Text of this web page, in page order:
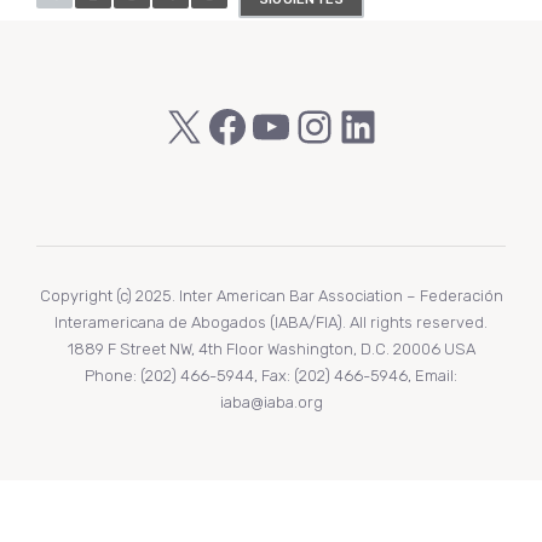
X Facebook
YouTube
Instagram
LinkedIn
Copyright (c) 2025. Inter American Bar Association – Federación
Interamericana de Abogados (IABA/FIA). All rights reserved.
1889 F Street NW, 4th Floor Washington, D.C. 20006 USA
Phone: (202) 466-5944, Fax: (202) 466-5946, Email:
iaba@iaba.org